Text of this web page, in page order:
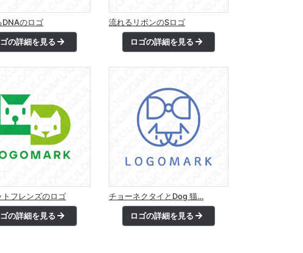
DNAのロゴ
の詳細を見る
流れるリボンのSロゴ
ロゴの詳細を見る
トフレンズのロゴ
の詳細を見る
チョーネクタイとDog 猫…
ロゴの詳細を見る